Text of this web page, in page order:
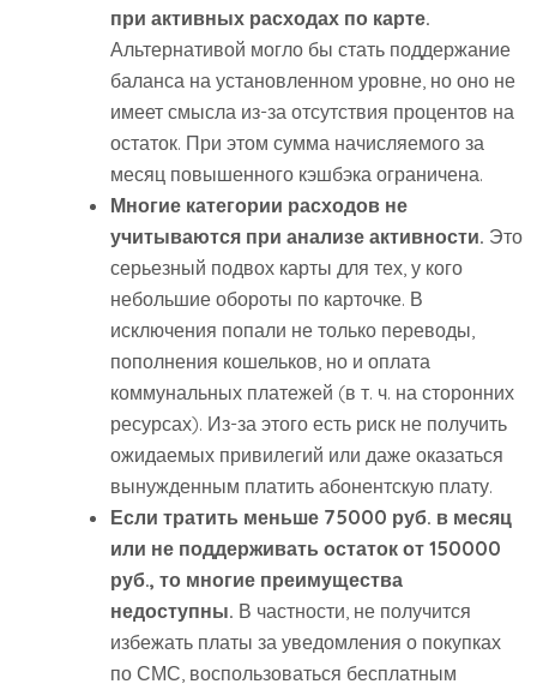
при активных расходах по карте.
Альтернативой могло бы стать поддержание
баланса на установленном уровне, но оно не
имеет смысла из-за отсутствия процентов на
остаток. При этом сумма начисляемого за
месяц повышенного кэшбэка ограничена.
Многие категории расходов не
учитываются при анализе активности. Это
серьезный подвох карты для тех, у кого
небольшие обороты по карточке. В
исключения попали не только переводы,
пополнения кошельков, но и оплата
коммунальных платежей (в т. ч. на сторонних
ресурсах). Из-за этого есть риск не получить
ожидаемых привилегий или даже оказаться
вынужденным платить абонентскую плату.
Если тратить меньше 75000 руб. в месяц
или не поддерживать остаток от 150000
руб., то многие преимущества
недоступны. В частности, не получится
избежать платы за уведомления о покупках
по СМС, воспользоваться бесплатным